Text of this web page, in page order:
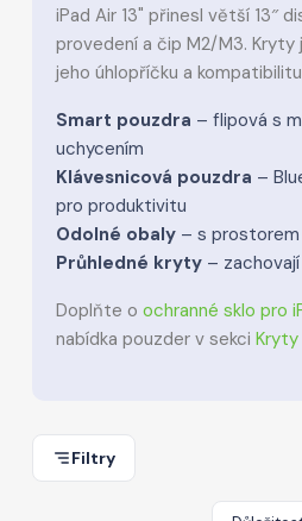
iPad Air 13" přinesl větší 13″
provedení a čip M2/M3. Kryty
jeho úhlopříčku a
Smart pouzdra – flipová s
uchycením
Klávesnicová pouzdra –
pro produktivitu
Odolné obaly – s prostorem
Průhledné kryty –
Doplňte o ochranné sklo pro
nabídka pouzder v sekci Kryty
Filtry